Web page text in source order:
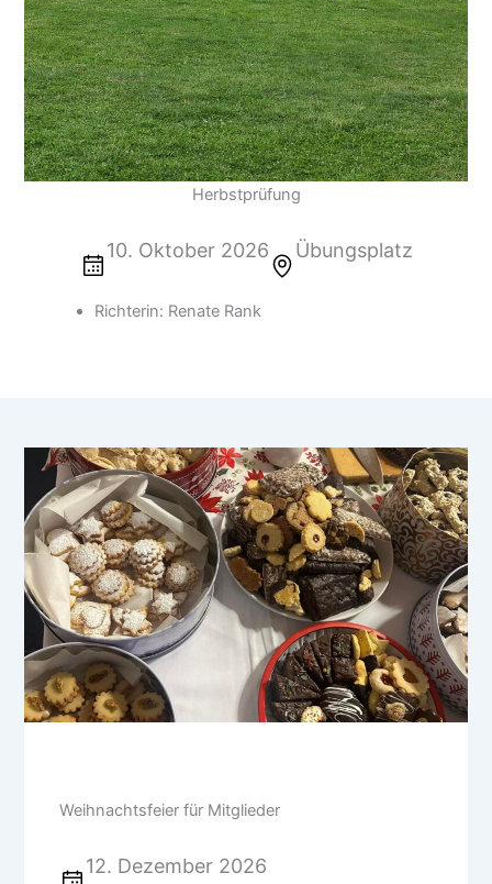
Herbstprüfung
10. Oktober 2026 Übungsplatz
Richterin: Renate Rank
Weihnachtsfeier für Mitglieder
12. Dezember 2026